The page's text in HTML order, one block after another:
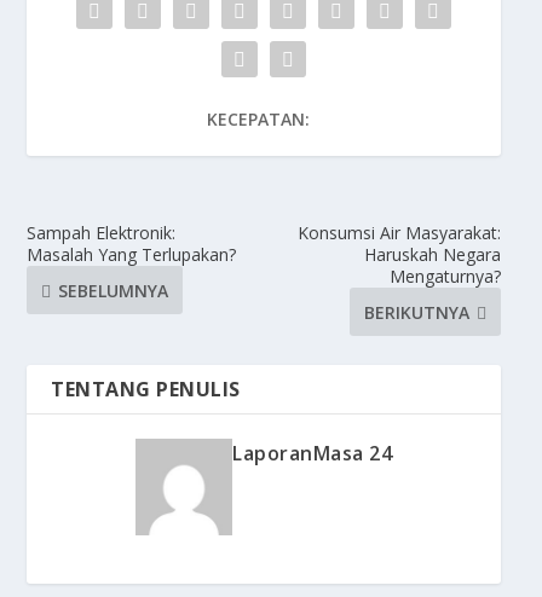
KECEPATAN:
Sampah Elektronik:
Masalah Yang Terlupakan?
SEBELUMNYA
Konsumsi Air Masyarakat:
Haruskah Negara
Mengaturnya?
BERIKUTNYA
TENTANG PENULIS
LaporanMasa 24